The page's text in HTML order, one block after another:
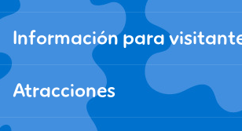
Información para
Atracciones